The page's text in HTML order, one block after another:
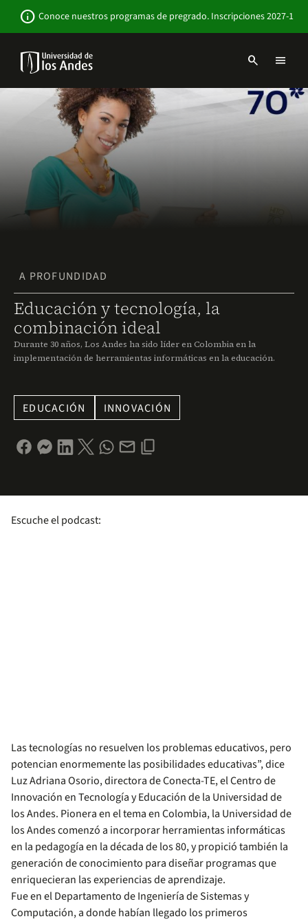
contenido
info Conoce nuestros programas de pregrado. Inscripciones 2027-1
Navbar
-
Sitio
Institucional
search menu
A PROFUNDIDAD
Educación y tecnología, la
combinación ideal
Durante 30 años, Los Andes ha sido líder en Colombia en la
implementación de herramientas informáticas en la educación.
EDUCACIÓN INNOVACIÓN
Escuche el podcast:
Las tecnologías no resuelven los problemas educativos, pero
potencian enormemente las posibilidades educativas”, dice
Luz Adriana Osorio, directora de Conecta-TE, el Centro de
Innovación en Tecnología y Educación de la Universidad de
los Andes. Pionera en el tema en Colombia, la Universidad de
los Andes comenzó a incorporar herramientas informáticas
en la pedagogía en la década de los 80, y propició también la
generación de conocimiento para diseñar programas que
enriquecieran las experiencias de aprendizaje.
Fue en el Departamento de Ingeniería de Sistemas y
Computación, a donde habían llegado los primeros